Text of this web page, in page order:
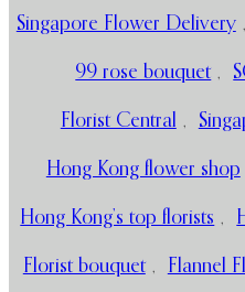
Singapore Flower Delivery ,
99 rose bouquet ,
Florist Central ,
Hong Kong flower shop
Hong Kong’s top florists ,
Florist bouquet , Flannel